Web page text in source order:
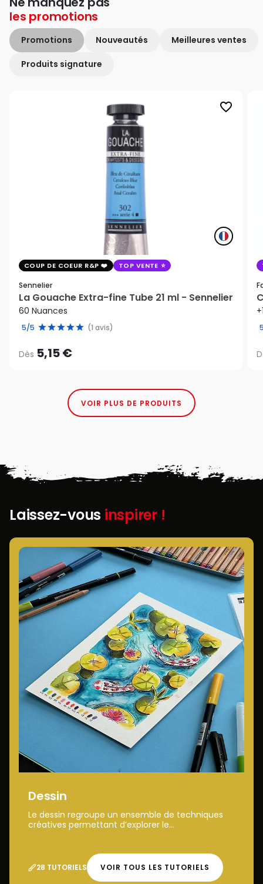
les promotions
Promotions Nouveautés Meilleures ventes
Produits signature
favorite_border
COUP DE COEUR R&P TOP VENTE
Sennelier
La Gouache Extra-fine Tube 21 ml - Sennelier
60 Nuances
5/5 (1 avis)
Dès 5,15 €
VOIR PLUS DE PRODUITS
Laissez-vous inspirer !
Dessin
Le dessin regroupe un ensemble de techniques
créatives permettant d’explorer le...
28 TUTORIELS VOIR TOUS LES TUTORIELS